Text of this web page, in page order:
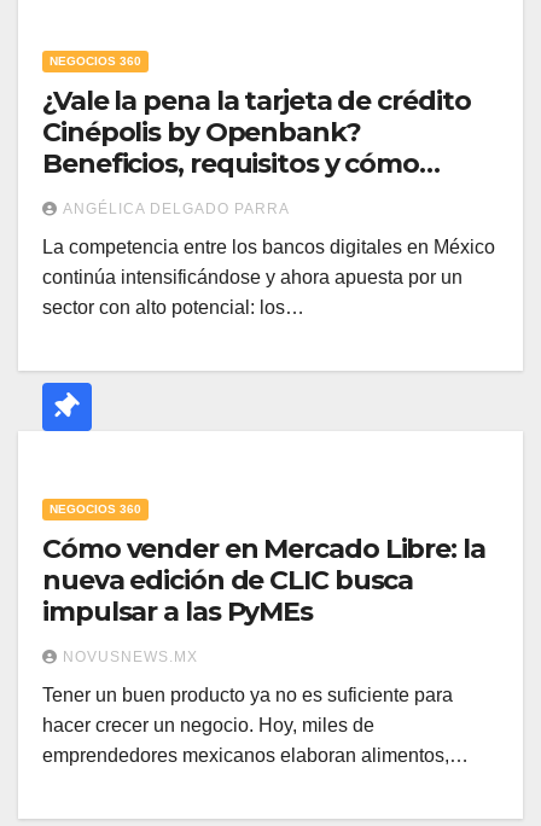
NEGOCIOS 360
¿Vale la pena la tarjeta de crédito
Cinépolis by Openbank?
Beneficios, requisitos y cómo
solicitarla
ANGÉLICA DELGADO PARRA
La competencia entre los bancos digitales en México
continúa intensificándose y ahora apuesta por un
sector con alto potencial: los…
NEGOCIOS 360
Cómo vender en Mercado Libre: la
nueva edición de CLIC busca
impulsar a las PyMEs
NOVUSNEWS.MX
Tener un buen producto ya no es suficiente para
hacer crecer un negocio. Hoy, miles de
emprendedores mexicanos elaboran alimentos,…